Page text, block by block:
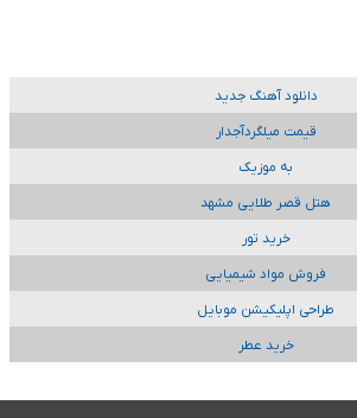
دانلود آهنگ جدید
قیمت میلگردآجدار
به موزیک
هتل قصر طلایی مشهد
خرید تور
فروش مواد شیمیایی
طراحی اپلیکیشن موبایل
خرید عطر